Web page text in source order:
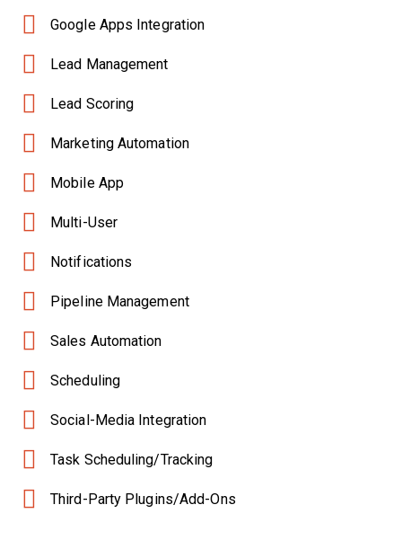
Google Apps Integration
Lead Management
Lead Scoring
Marketing Automation
Mobile App
Multi-User
Notifications
Pipeline Management
Sales Automation
Scheduling
Social-Media Integration
Task Scheduling/Tracking
Third-Party Plugins/Add-Ons